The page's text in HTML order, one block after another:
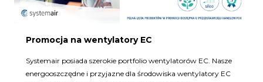
Promocja na wentylatory EC
Systemair posiada szerokie portfolio wentylatorów EC. Nasze
energooszczędne i przyjazne dla środowiska wentylatory EC